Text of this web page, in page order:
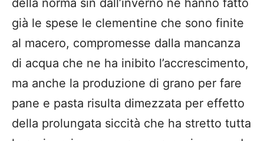
della norma sin dall’inverno ne hanno fatto
già le spese le clementine che sono finite
al macero, compromesse dalla mancanza
di acqua che ne ha inibito l’accrescimento,
ma anche la produzione di grano per fare
pane e pasta risulta dimezzata per effetto
della prolungata siccità che ha stretto tutta